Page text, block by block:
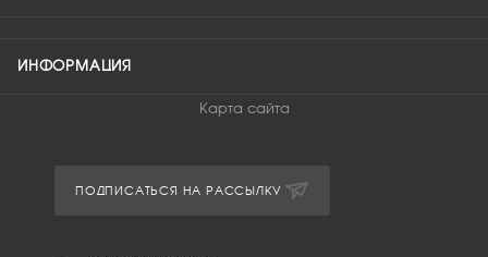
ИНФОРМАЦИЯ
Карта сайта
ПОДПИСАТЬСЯ НА РАССЫЛКУ